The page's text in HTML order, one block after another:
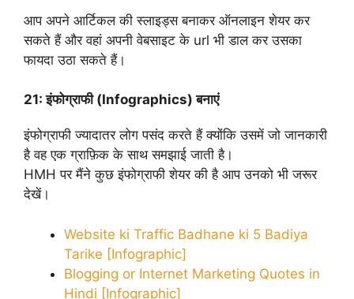
आप अपने आर्टिकल की स्लाइड्स बनाकर ऑनलाइन शेयर कर
सकते हैं और वहां अपनी वेबसाइट के url भी डाल कर उसका
फायदा उठा सकते हैं।
21: इंफोग्राफी (Infographics) बनाएं
इंफोग्राफी ज्यादातर लोग पसंद करते हैं क्योंकि उसमें जो जानकारी
है वह एक ग्राफ़िक के साथ समझाई जाती है।
HMH पर मैंने कुछ इंफोग्राफी शेयर की है आप उनको भी जरूर
देखें।
Website ki Traffic Badhane ki 5 Badiya
Tarike [Infographic]
Blogging or Internet Marketing Quotes in
Hindi [Infographic]